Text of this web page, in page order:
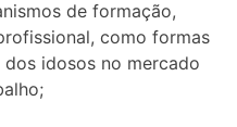
de formação,
como formas
idosos no mercado